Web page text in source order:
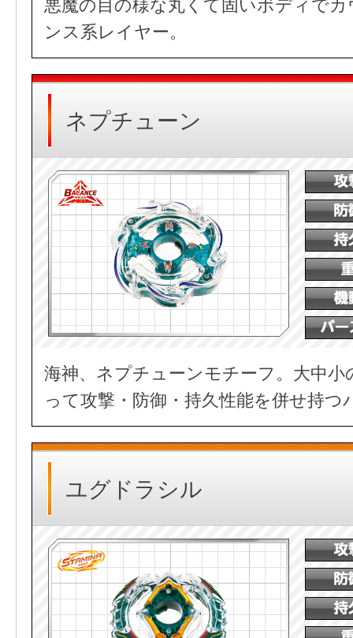
悪魔の目の様な丸くて固いボディで
ンス系レイヤー。
ネプチューン
海神、ネプチューンモチーフ。大中
って攻撃・防御・持久性能を併せ持
ユグドラシル